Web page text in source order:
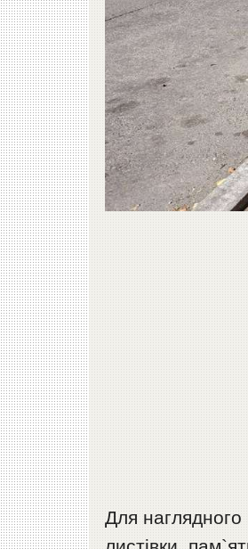
Для